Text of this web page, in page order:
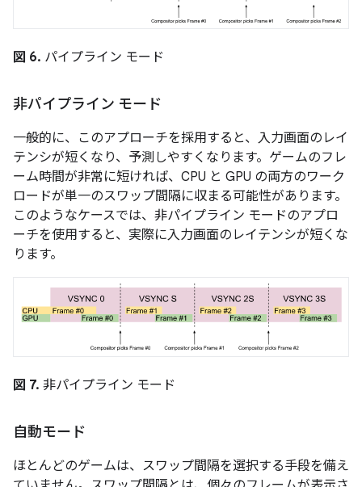
図 6. パイプライン モード
非パイプライン モード
一般的に、このアプローチを採用すると、入力画面のレイ
テンシが短くなり、予測しやすくなります。ゲームのフレ
ーム時間が非常に短ければ、CPU と GPU の両方のワーク
ロードが単一のスワップ間隔に収まる可能性があります。
このようなケースでは、非パイプライン モードのアプロ
ーチを使用すると、実際に入力画面のレイテンシが短くな
ります。
図 7. 非パイプライン モード
自動モード
ほとんどのゲームは、スワップ間隔を選択する手段を備え